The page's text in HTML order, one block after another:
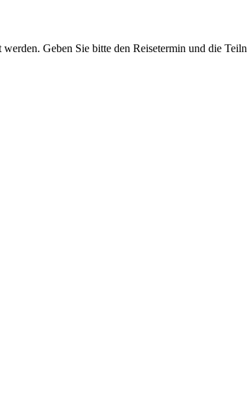
Geben Sie bitte den Reisetermin und die